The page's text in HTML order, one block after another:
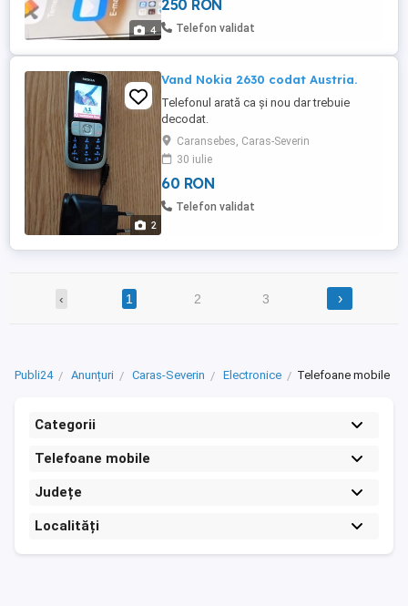
4
250 RON
Telefon validat
2
Vand Nokia 2630 codat Austria.
Telefonul arată ca și nou dar trebuie
decodat.
Caransebes, Caras-Severin
30 iulie
60 RON
Telefon validat
‹ 1 2 3 ›
Publi24 Anunțuri Caras-Severin Electronice Telefoane mobile
Categorii
Telefoane mobile
Județe
Localități